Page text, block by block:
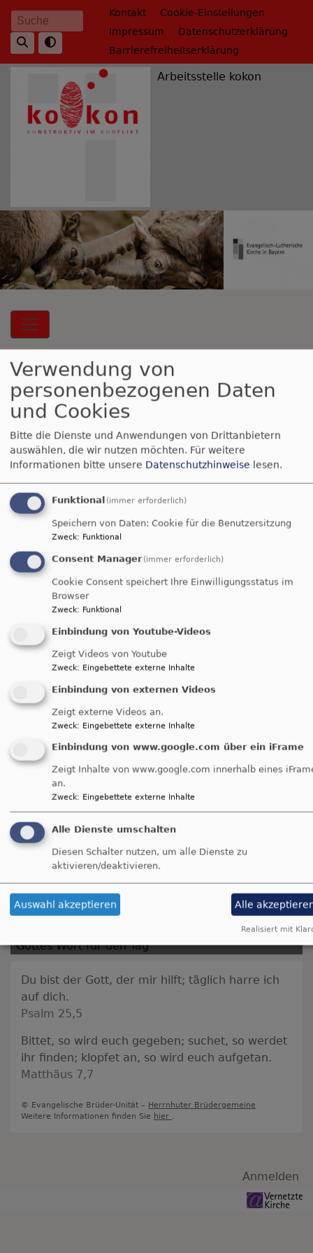
Direkt
zum
Inhalt
Suche Fußbereichsmenü
Kontakt
Cookie-Einstellungen
Impressum
Datenschutzerklärung
Barrierefreiheitserklärung
Arbeitsstelle kokon
Hauptnavigation
Aktiv gegen Missbrauch
Breadcrumb
der GKKE
Die
und Entwicklung
Rüstungsexportbericht
Darin stellt sie fest: "Mit Algerien, Saudi-Arabien
und Ägypten befinden sich unter den fünf
gleich drei Drittstaaten mit einer sehr schlechten
Menschenrechtssituation, internen
Gewaltkonflikten und riskanten regionalen
Konflikten."
Evangelische Friedensarbeit
Aktuelle Meldungen aus derEvangelischen
Friedensarbeitfinden Sie unter dem folgenden
https://www.evangelische-friedensarbeit.de/
Gottes Wort für den Tag
Du bist der Gott, der mir hilft; täglich harre ich
auf dich.
Psalm 25,5
Bittet, so wird euch gegeben; suchet, so werdet
ihr finden; klopfet an, so wird euch aufgetan.
Matthäus 7,7
© Evangelische Brüder-Unität – Herrnhuter Brüdergemeine
Weitere Informationen finden Sie hier .
Anmelden
Verwendung von
personenbezogenen Daten
und Cookies
Bitte die Dienste und Anwendungen von Drittanbietern
auswählen, die wir nutzen möchten. Für weitere
Informationen bitte unsere Datenschutzhinweise lesen.
Funktional (immer erforderlich)
Speichern von Daten: Cookie für die Benutzersitzung
Zweck: Funktional
Consent Manager (immer erforderlich)
Cookie Consent speichert Ihre Einwilligungsstatus im
Browser
Zweck: Funktional
Einbindung von Youtube-Videos
Zeigt Videos von Youtube
Zweck: Eingebettete externe Inhalte
Einbindung von externen Videos
Zeigt externe Videos an.
Zweck: Eingebettete externe Inhalte
Einbindung von www.google.com über ein iFrame
Zeigt Inhalte von www.google.com innerhalb eines
an.
Zweck: Eingebettete externe Inhalte
Alle Dienste umschalten
Diesen Schalter nutzen, um alle Dienste zu
aktivieren/deaktivieren.
Auswahl akzeptieren Alle
Realisiert mit